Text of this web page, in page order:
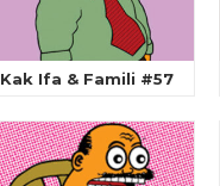
Kak Ifa & Famili #57